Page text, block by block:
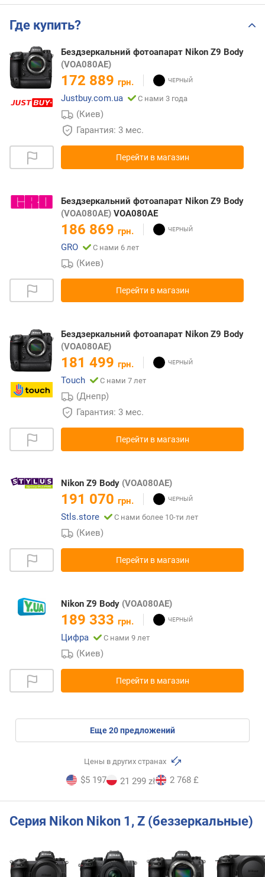
Где купить?
Бездзеркальний фотоапарат Nikon Z9 Body
(VOA080AE)
172 889 грн.
Justbuy.com.ua
С нами 3 года
(Киев)
Гарантия: 3 мес.
Перейти в магазин
Бездзеркальний фотоапарат Nikon Z9 Body
(VOA080AE) VOA080AE
186 869 грн.
GRO
С нами 6 лет
(Киев)
Перейти в магазин
Бездзеркальний фотоапарат Nikon Z9 Body
(VOA080AE)
181 499 грн.
Touch
С нами 7 лет
(Днепр)
Гарантия: 3 мес.
Перейти в магазин
Nikon Z9 Body (VOA080AE)
191 070 грн.
Stls.store
С нами более 10-ти лет
(Киев)
Перейти в магазин
Nikon Z9 Body (VOA080AE)
189 333 грн.
Цифра
С нами 9 лет
(Киев)
Перейти в магазин
eще20предложений
Цены в других странах
$5 197 21 299 zł 2 768 £
Серия Nikon Nikon 1, Z (беззеркальные)